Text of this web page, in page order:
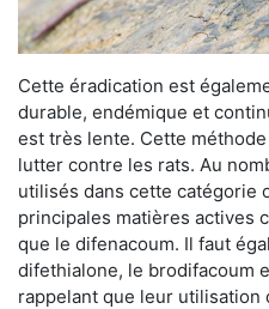
Cette éradication est
durable, endémique et
est très lente. Cette
lutter contre les rats. Au
utilisés dans cette catégorie
principales matières actives
que le difenacoum. Il faut
difethialone, le brodifacoum
rappelant que leur utilisation